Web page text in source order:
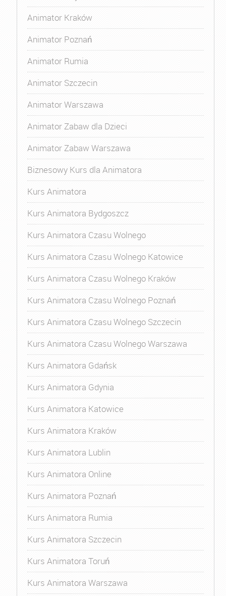
Animator Kraków
Animator Poznań
Animator Rumia
Animator Szczecin
Animator Warszawa
Animator Zabaw dla Dzieci
Animator Zabaw Warszawa
Biznesowy Kurs dla Animatora
Kurs Animatora
Kurs Animatora Bydgoszcz
Kurs Animatora Czasu Wolnego
Kurs Animatora Czasu Wolnego Katowice
Kurs Animatora Czasu Wolnego Kraków
Kurs Animatora Czasu Wolnego Poznań
Kurs Animatora Czasu Wolnego Szczecin
Kurs Animatora Czasu Wolnego Warszawa
Kurs Animatora Gdańsk
Kurs Animatora Gdynia
Kurs Animatora Katowice
Kurs Animatora Kraków
Kurs Animatora Lublin
Kurs Animatora Online
Kurs Animatora Poznań
Kurs Animatora Rumia
Kurs Animatora Szczecin
Kurs Animatora Toruń
Kurs Animatora Warszawa